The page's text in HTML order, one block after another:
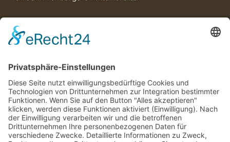
⭐Jetzt bewerten
AGB
Hausordnung
Impressum
Datenschutzerklärung
Barrierefreiheitserklärung